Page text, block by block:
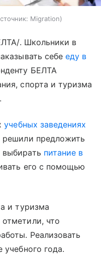
Migration
. Школьники в
себееду в
БЕЛТА
спорта и туризма
учебных заведениях
решили предложить
питание в
его с помощью
и туризма
что
Реализовать
учебного года.